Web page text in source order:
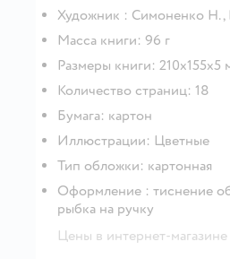
Художник : Симоненко Н.,
Масса книги: 96 г
Размеры книги: 210х155х5
Количество страниц: 18
Бумага: картон
Иллюстрации: Цветные
Тип обложки: картонная
Оформление : тиснение
рыбка на ручку
Цены в интернет-